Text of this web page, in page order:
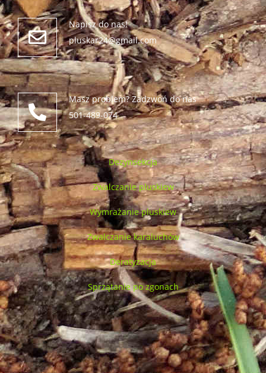
Napisz do nas!
pluskar24@gmail.com
Masz problem? Zadzwoń do nas
501-489-074
Dezynsekcja
Zwalczanie pluskiew
Wymrażanie pluskiew
Zwalczanie karaluchów
Deratyzacja
Sprzątanie po zgonach